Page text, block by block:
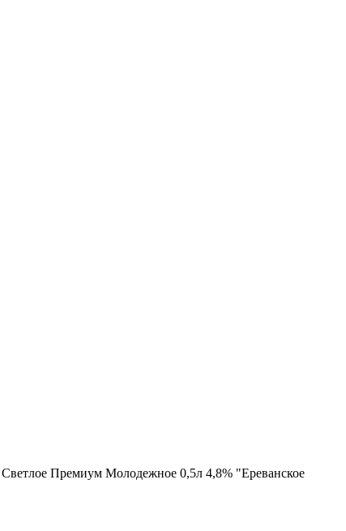
Премиум Молодежное 0,5л 4,8% "Ереванское